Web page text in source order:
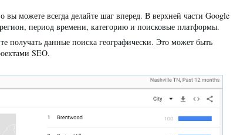
можете всегда делайте шаг вперед. В верхней части Google
период времени, категорию и поисковые платформы.
получать данные поиска географически. Это может быть
SEO.